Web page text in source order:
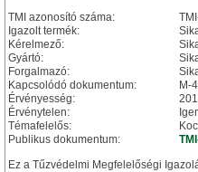
TMI azonosító száma:
Igazolt termék:
Kérelmező:
Gyártó:
Forgalmazó:
Kapcsolódó dokumentum:
M-
Érvényesség:
Érvénytelen:
Témafelelős:
Publikus dokumentum:
Ez a Tűzvédelmi Megfelelőségi